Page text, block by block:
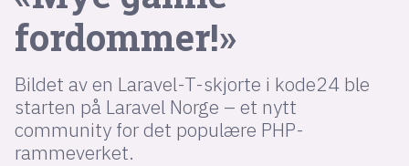
fordommer!»
Bildet av en Laravel-T-skjorte i kode24 ble
starten på Laravel Norge – et nytt
community for det populære PHP-
rammeverket.
suksesshistorier